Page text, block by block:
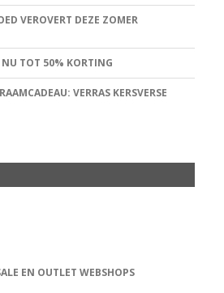
VEROVERT DEZE ZOMER
NU TOT 50% KORTING
VERRAS KERSVERSE
EN OUTLET WEBSHOPS